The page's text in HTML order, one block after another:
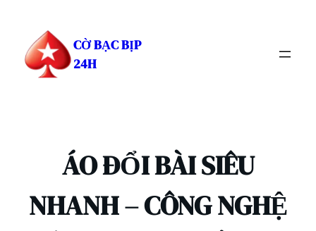
phần
CỜ BẠC BỊP
24H
ÁO ĐỔI BÀI SIÊU
NHANH – CÔNG NGHỆ